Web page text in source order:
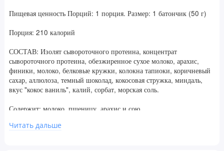
Пищевая ценность Порций: 1 порция. Размер: 1 батончик (50 г)
Порция: 210 калорий
СОСТАВ: Изолят сывороточного протеина, концентрат
сывороточного протеина, обезжиренное сухое молоко, арахис,
финики, молоко, белковые кружки, колокна тапиоки, коричневый
сахар, аллюлоза, темный шоколад, кокосовая стружка, миндаль,
вкус "кокос ваниль", калий, сорбат, морская соль.
Содержит: молоко, пшеницу, арахис и сою.
Отказ от ответственности
Читать дальше